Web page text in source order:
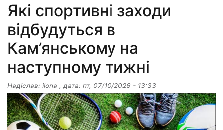
Які спортивні заходи
відбудуться в
Кам’янському на
наступному тижні
Надіслав: ilona , дата: пт, 07/10/2026 - 13:33